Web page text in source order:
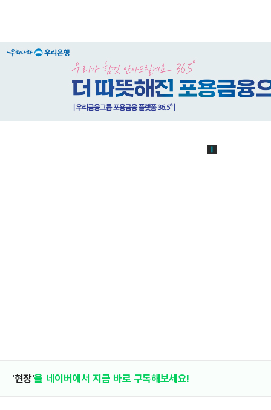
'현장'을 네이버에서 지금 바로 구독해보세요!